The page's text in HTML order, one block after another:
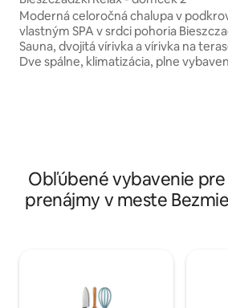
Moderná celoročná chalupa v
vlastným SPA v srdci pohoria
Sauna, dvojitá vírivka a vírivka na
Dve spálne, klimatizácia, plne
Urobte si pohodlie a oddýchnite si. Ak
používate vaňu, účtuje sa dodatočný
poplatok 150 PLN/pobyt.
Obľúbené vybavenie
prenájmy v meste